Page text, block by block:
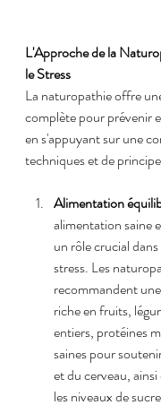
L'Approche de la
le Stress
La naturopathie offre
complète pour prévenir
en s'appuyant sur une
techniques et de
Alimentation
alimentation saine
un rôle crucial
stress. Les
recommandent
riche en fruits,
entiers, protéines
saines pour
et du cerveau,
les niveaux de